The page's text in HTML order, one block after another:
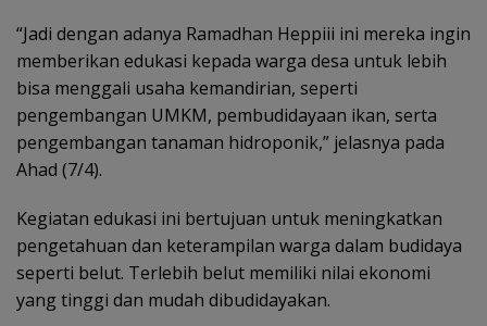
“Jadi dengan adanya Ramadhan Heppiii ini mereka ingin
memberikan edukasi kepada warga desa untuk lebih
bisa menggali usaha kemandirian, seperti
pengembangan UMKM, pembudidayaan ikan, serta
pengembangan tanaman hidroponik,” jelasnya pada
Ahad (7/4).
Kegiatan edukasi ini bertujuan untuk meningkatkan
pengetahuan dan keterampilan warga dalam budidaya
seperti belut. Terlebih belut memiliki nilai ekonomi
yang tinggi dan mudah dibudidayakan.